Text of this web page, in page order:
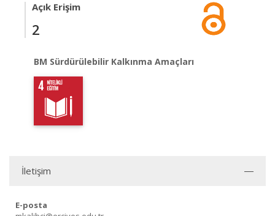
Açık Erişim
2
BM Sürdürülebilir Kalkınma Amaçları
İletişim
E-posta